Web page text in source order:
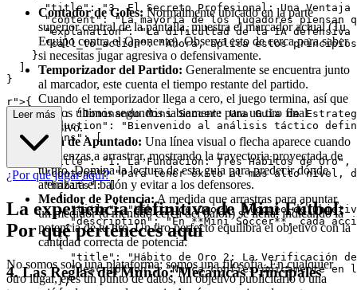
Contador de Goles: Normalmente ubicado en la parte
superior central de la pantalla, muestra el marcador actual (Tu
Equipo contra el Oponente). Observa esto de cerca para saber
si necesitas jugar agresiva o defensivamente.
Temporizador del Partido: Generalmente se encuentra junto
al marcador, este cuenta el tiempo restante del partido.
Cuando el temporizador llega a cero, el juego termina, así que
usa los últimos segundos sabiamente para un tiro final
decisivo.
Guía de Apuntado: Una línea visual o flecha aparece cuando
comienzas a arrastrar, mostrando la trayectoria proyectada de
tu tiro. Domina la lectura de esta guía para predecir dónde
aterrizará el balón y evitar a los defensores.
Medidor de Potencia:A medida que arrastras para apuntar,
un medidor (a menudo cerca del balón) se llena, indicando la
potencia de tu tiro. Un tiro perfecto equilibra el objetivo con la
cantidad correcta de potencia.
4. Las Reglas del Mundo: Mecánicas Principales
"title": "3. El Secreto Profesional: Una Ventaja
"content": "La mayoría de los jugadores piensan
"explanation": "La dificultad de la IA
"call_to_action": "Ahora, aplica estos
    }
r">{
"title": "Dominando Mini Soccer: Una Guía de
"introduction": "Bienvenido al análisis táctico
  "sections": [
    {
      "title": "1. La Fundación: Tres Hábitos de Oro",
"content": "Para tener éxito al más alto nivel,
      "habits": [
        {
"title": "Hábito de Oro 1: Bloqueo de
"description": "En **Mini Soccer**, cada
        },
        {
"title": "Hábito de Oro 2: La Verificación
"description": "Nunca confíes únicamente en
        },
Leer más
¿Por qué jugar aquí?
La experiencia definitiva de Mini Fútbol:
Por qué perteneces aquí
No somos solo una plataforma; somos una filosofía. En cualquier
otro lugar, eres un punto de datos, un objetivo publicitario o una